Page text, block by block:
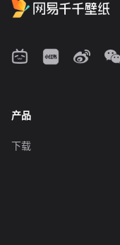
产品
下载